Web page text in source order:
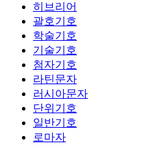
히브리어
괄호기호
학술기호
기술기호
첨자기호
라틴문자
러시아문자
단위기호
일반기호
로마자